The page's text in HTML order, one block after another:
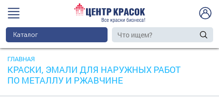
Каталог
ГЛАВНАЯ
КРАСКИ, ЭМАЛИ ДЛЯ НАРУЖНЫХ РАБОТ
ПО МЕТАЛЛУ И РЖАВЧИНЕ